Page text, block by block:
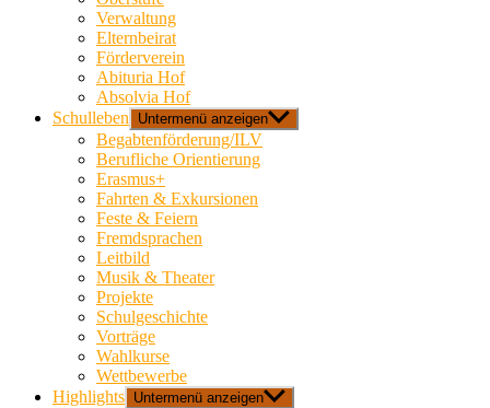
Verwaltung
Elternbeirat
Förderverein
Abituria Hof
Absolvia Hof
Schulleben
Untermenü anzeigen
Begabtenförderung/ILV
Berufliche Orientierung
Erasmus+
Fahrten & Exkursionen
Feste & Feiern
Fremdsprachen
Leitbild
Musik & Theater
Projekte
Schulgeschichte
Vorträge
Wahlkurse
Wettbewerbe
Highlights Untermenü anzeigen